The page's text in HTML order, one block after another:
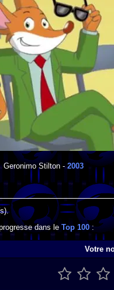
Geronimo Stilton-2003
dans le Top 100:
Votre